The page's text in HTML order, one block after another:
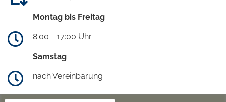
Montag bis Freitag
8:00 - 17:00 Uhr
Samstag
nach Vereinbarung